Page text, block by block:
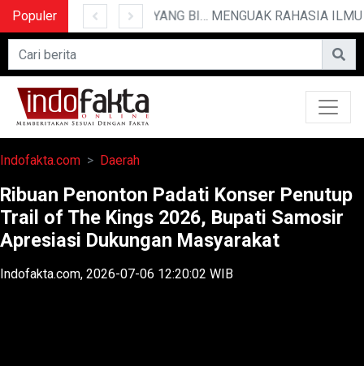
Populer 10 CERITA LUCU PENDEK YANG BIKIN NGAKAK
Indofakta.com Daerah
Ribuan Penonton Padati Konser Penutup
Trail of The Kings 2026, Bupati Samosir
Apresiasi Dukungan Masyarakat
Indofakta.com, 2026-07-06 12:20:02 WIB